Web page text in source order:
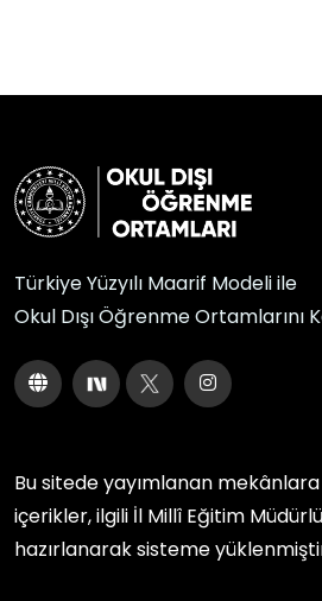
Türkiye Yüzyılı Maarif Modeli ile
Okul Dışı Öğrenme Ortamlarını
Bu sitede yayımlanan
içerikler, ilgili İl Millî Eğitim
hazırlanarak sisteme